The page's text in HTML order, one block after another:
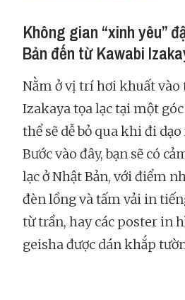
Không gian “xinh yêu”
Bản đến từ Kawabi
Nằm ở vị trí hơi khuất vào
Izakaya tọa lạc tại một
thể sẽ dễ bỏ qua khi đi
Bước vào đây, bạn sẽ có
lạc ở Nhật Bản, với điểm
đèn lồng và tấm vải in
từ trần, hay các poster in
geisha được dán khắp